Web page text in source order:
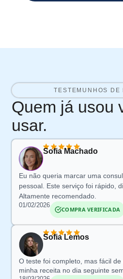
TESTEMUNHOS DE
Quem já usou
usar.
Sofia Machado
Eu não queria marcar uma
pessoal. Este serviço foi rápido,
Altamente recomendado.
01/02/2026
COMPRA VERIFICADA
Sofia Lemos
O teste foi completo, mas fácil
minha receita no dia seguinte